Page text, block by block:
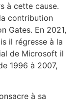
à cette cause.
contribution
Gates. En 2021,
il régresse à la
de Microsoft il
1996 à 2007,
à sa